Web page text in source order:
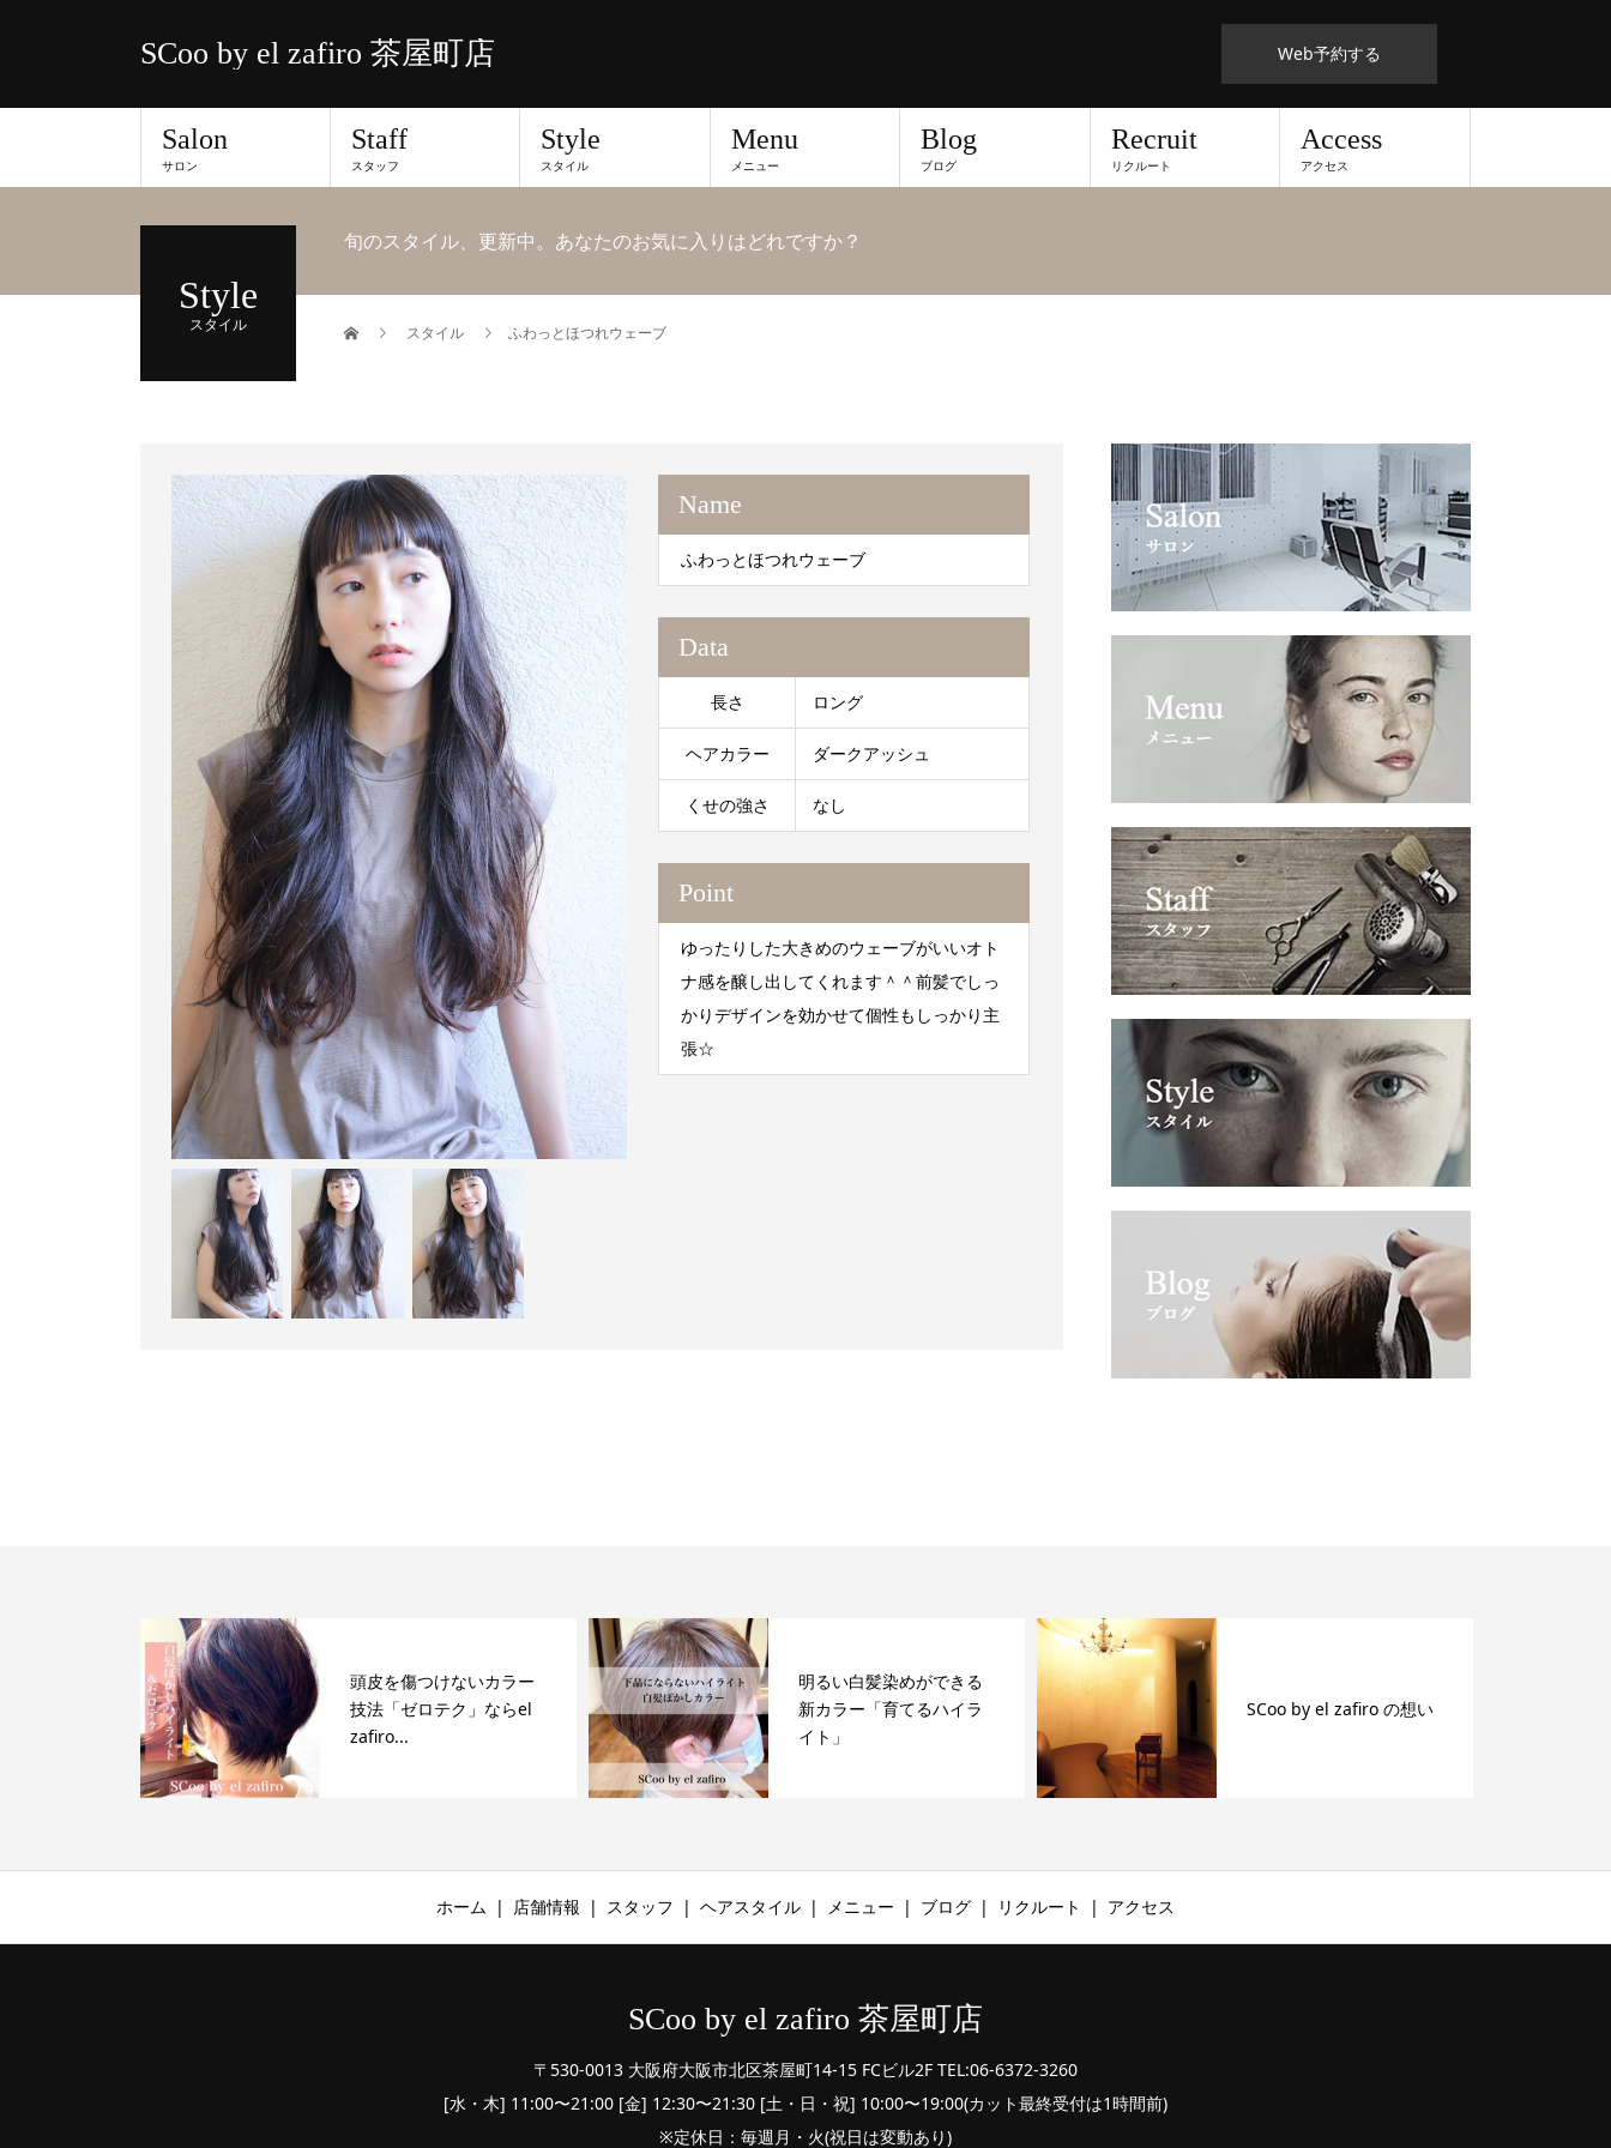
SCoo by el zafiro 茶屋町店 Web予約する
Salon
サロン
Staff
スタッフ
Style
スタイル
Menu
メニュー
Blog
ブログ
Recruit
リクルート
Access
アクセス
Style
スタイル
旬のスタイル、更新中。あなたのお気に入りはどれですか？
スタイル ふわっとほつれウェーブ
Name
ふわっとほつれウェーブ
Data
長さ ロング
ヘアカラー ダークアッシュ
くせの強さ なし
Point
ゆったりした大きめのウェーブがいいオト
ナ感を醸し出してくれます＾＾前髪でしっ
かりデザインを効かせて個性もしっかり主
張☆
頭皮を傷つけないカラー
技法「ゼロテク」ならel
zafiro...
明るい白髪染めができる
新カラー「育てるハイラ
イト」
SCoo by el zafiro の想い
ホーム 店舗情報 スタッフ ヘアスタイル メニュー ブログ リクルート アクセス
SCoo by el zafiro 茶屋町店
〒530-0013 大阪府大阪市北区茶屋町14-15 FCビル2F TEL:06-6372-3260
[水・木] 11:00〜21:00 [金] 12:30〜21:30 [土・日・祝] 10:00〜19:00(カット最終受付は1時間前)
※定休日：毎週月・火(祝日は変動あり)